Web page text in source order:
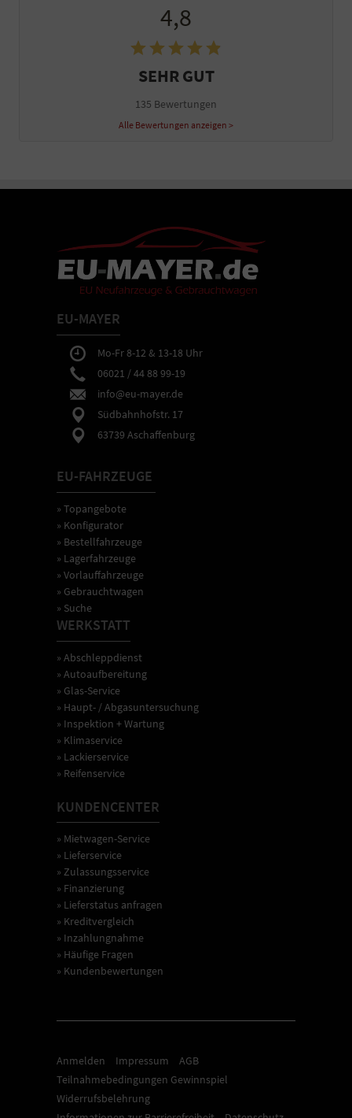
4,8
SEHR GUT
135 Bewertungen
Alle Bewertungen anzeigen >
EU-MAYER
Mo-Fr 8-12 & 13-18 Uhr
06021 / 44 88 99-19
info@eu-mayer.de
Südbahnhofstr. 17
63739 Aschaffenburg
EU-FAHRZEUGE
» Topangebote
» Konfigurator
» Bestellfahrzeuge
» Lagerfahrzeuge
» Vorlauffahrzeuge
» Gebrauchtwagen
» Suche
WERKSTATT
» Abschleppdienst
» Autoaufbereitung
» Glas-Service
» Haupt- / Abgasuntersuchung
» Inspektion + Wartung
» Klimaservice
» Lackierservice
» Reifenservice
KUNDENCENTER
» Mietwagen-Service
» Lieferservice
» Zulassungsservice
» Finanzierung
» Lieferstatus anfragen
» Kreditvergleich
» Inzahlungnahme
» Häufige Fragen
» Kundenbewertungen
Anmelden Impressum
AGB
Teilnahmebedingungen Gewinnspiel
Widerrufsbelehrung